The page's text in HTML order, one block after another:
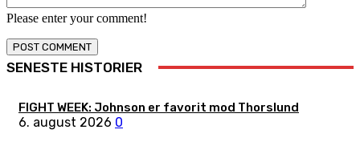
Please enter your comment!
SENESTE HISTORIER
FIGHT WEEK: Johnson er favorit mod Thorslund
6. august 2026 0